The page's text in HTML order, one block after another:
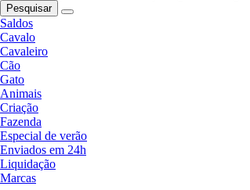
Pesquisar
Saldos
Cavalo
Cavaleiro
Cão
Gato
Animais
Criação
Fazenda
Especial de verão
Enviados em 24h
Liquidação
Marcas